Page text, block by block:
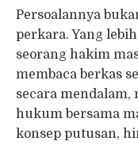
Persoalannya
perkara. Yang
seorang hakim
membaca berkas
secara
hukum bersama
konsep putusan,